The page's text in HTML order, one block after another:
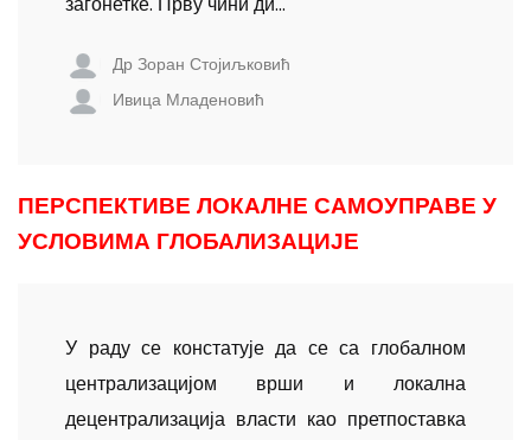
Др Зоран Стојиљковић
Ивица Младеновић
ПЕРСПЕКТИВЕ ЛОКАЛНЕ САМОУПРАВЕ У
УСЛОВИМА ГЛОБАЛИЗАЦИЈЕ
У раду се констатује да се са глобалном
централизацијом врши и локална
децентрализација власти као претпоставка